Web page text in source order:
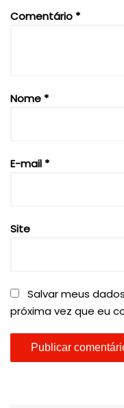
Comentário *
Nome *
E-mail *
Site
Salvar meus
próxima vez que eu